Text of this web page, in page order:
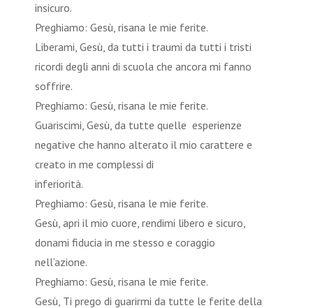
insicuro.
Preghiamo: Gesù, risana le mie ferite.
Liberami, Gesù, da tutti i traumi da tutti i tristi
ricordi degli anni di scuola che ancora mi fanno
Preghiamo: Gesù, risana le mie ferite.
Guariscimi, Gesù, da tutte quelle esperienze
negative che hanno alterato il mio carattere e
creato in me complessi di
Preghiamo: Gesù, risana le mie ferite.
Gesù, apri il mio cuore, rendimi libero e sicuro,
donami fiducia in me stesso e coraggio
Preghiamo: Gesù, risana le mie ferite.
Gesù, Ti prego di guarirmi da tutte le ferite della